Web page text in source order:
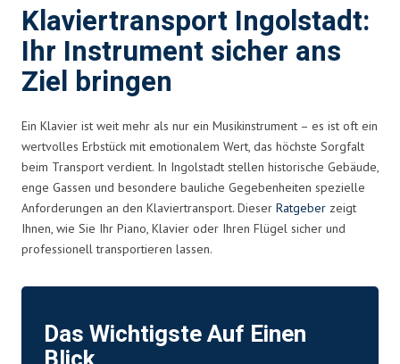
Klaviertransport Ingolstadt:
Ihr Instrument sicher ans
Ziel bringen
Ein Klavier ist weit mehr als nur ein Musikinstrument – es ist oft ein
wertvolles Erbstück mit emotionalem Wert, das höchste Sorgfalt
beim Transport verdient. In Ingolstadt stellen historische Gebäude,
enge Gassen und besondere bauliche Gegebenheiten spezielle
Anforderungen an den Klaviertransport. Dieser Ratgeber zeigt
Ihnen, wie Sie Ihr Piano, Klavier oder Ihren Flügel sicher und
professionell transportieren lassen.
Das Wichtigste Auf Einen